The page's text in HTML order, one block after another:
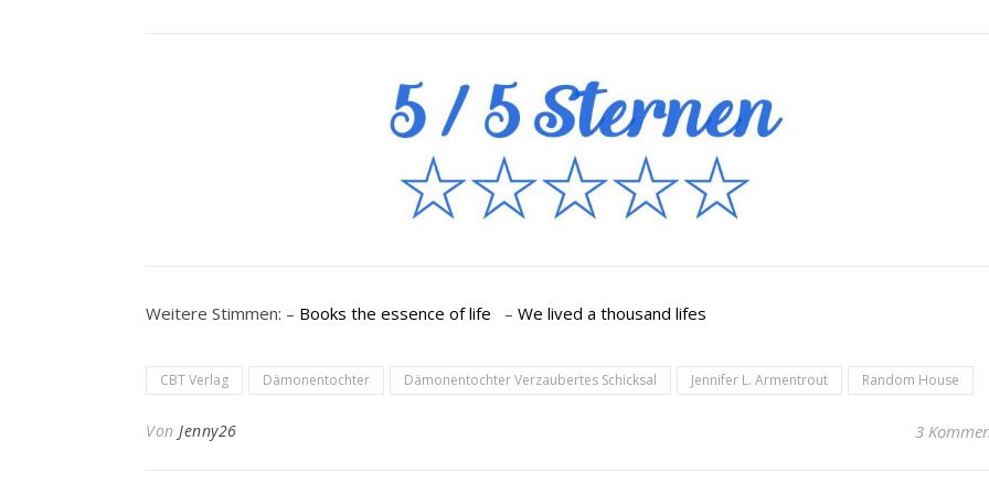
Weitere Stimmen: – Books the essence of life – We lived a thousand lifes
CBT Verlag Dämonentochter Dämonentochter Verzaubertes Schicksal Jennifer L. Armentrout Random House
Von Jenny26 3